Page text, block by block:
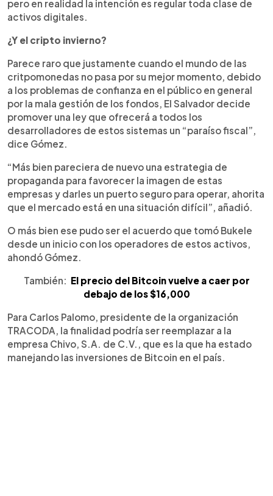
pero en realidad la intención es regular toda clase de
activos digitales.
¿Y el cripto invierno?
Parece raro que justamente cuando el mundo de las
critpomonedas no pasa por su mejor momento, debido
a los problemas de confianza en el público en general
por la mala gestión de los fondos, El Salvador decide
promover una ley que ofrecerá a todos los
desarrolladores de estos sistemas un “paraíso fiscal”,
dice Gómez.
“Más bien pareciera de nuevo una estrategia de
propaganda para favorecer la imagen de estas
empresas y darles un puerto seguro para operar, ahorita
que el mercado está en una situación difícil”, añadió.
O más bien ese pudo ser el acuerdo que tomó Bukele
desde un inicio con los operadores de estos activos,
ahondó Gómez.
También: El precio del Bitcoin vuelve a caer por
debajo de los $16,000
Para Carlos Palomo, presidente de la organización
TRACODA, la finalidad podría ser reemplazar a la
empresa Chivo, S.A. de C.V., que es la que ha estado
manejando las inversiones de Bitcoin en el país.